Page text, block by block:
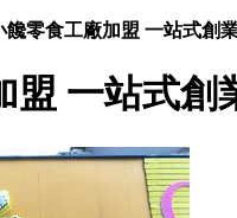
饞零食工廠加盟 一站式創
盟 一站式